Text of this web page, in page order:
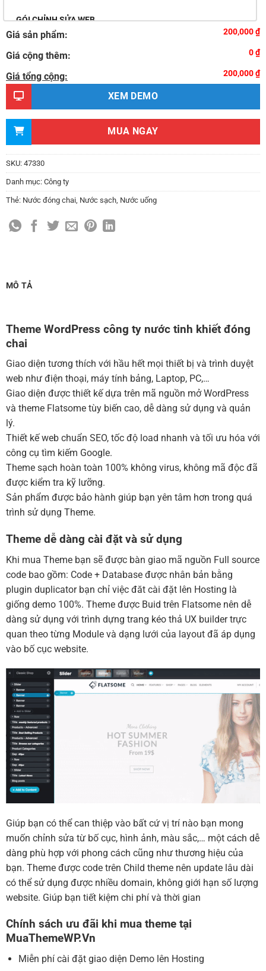
GÓI CHỈNH SỬA WEB
Thay logo & thông tin doanh nghiệp
Đổi màu chủ đạo của theme theo tông màu của logo
(+200,000 ₫)
Sửa danh mục và sắp xếp lại thanh menu chuẩn
Thay đổi bố cục trang chủ (đơn giản)(+500,000 ₫)
Thiết kế 2 banner chạy ở slider chính
Thay đổi màu sắc toàn bộ site theo yêu cầu
(+150,000 ₫)
Thiết kế logo đơn giản để đăng web
MUA THÊM TÊN MIỀN + HOSTING
Tên miền Việt Nam .vn (1 năm)
(+550,000 ₫)
Hosting 4GB SSD (1 năm)(+1,000,000 ₫)
Hosting 8GB SSD (1 năm)(+1,200,000 ₫)
Giá sản phẩm: 200,000 ₫
Giá cộng thêm: 0 ₫
Giá tổng cộng: 200,000 ₫
XEM DEMO
MUA NGAY
SKU: 47330
Danh mục: Công ty
Thẻ: Nước đóng chai Nước sạch Nước uống
MÔ TẢ
Theme WordPress công ty nước tinh khiết đóng
chai
Giao diện tương thích với hầu hết mọi thiết bị và trình duyệt
web như điện thoại, máy tính bảng, Laptop, PC,…
Giao diện được thiết kế dựa trên mã nguồn mở WordPress
và theme Flatsome tùy biến cao, dễ dàng sử dụng và quản
lý.
Thiết kế web chuẩn SEO, tốc độ load nhanh và tối ưu hóa với
công cụ tìm kiếm Google.
Theme sạch hoàn toàn 100% không virus, không mã độc đã
được kiểm tra kỹ lưỡng.
Sản phẩm được bảo hành giúp bạn yên tâm hơn trong quá
trình sử dụng Theme.
Theme dễ dàng cài đặt và sử dụng
Khi mua Theme bạn sẽ được bàn giao mã nguồn Full source
code bao gồm: Code + Database được nhân bản bằng
plugin duplicator bạn chỉ việc đăt cài đặt lên Hosting là
giống demo 100%. Theme được Buid trên Flatsome nên dễ
dàng sử dụng với trình dựng trang kéo thả UX builder trực
quan theo từng Module và dạng lưới của layout đã áp dụng
vào bố cục website.
Giúp bạn có thể can thiệp vào bất cứ vị trí nào bạn mong
muốn chỉnh sửa từ bố cục, hình ảnh, màu sắc,… một cách dễ
dàng phù hợp với phong cách cũng như thương hiệu của
bạn. Theme được code trên Child theme nên update lâu dài
có thể sử dụng được nhiều domain, không giới hạn số lượng
website. Giúp bạn tiết kiệm chi phí và thời gian
Chính sách ưu đãi khi mua theme tại
MuaThemeWP.Vn
Miễn phí cài đặt giao diện Demo lên Hosting